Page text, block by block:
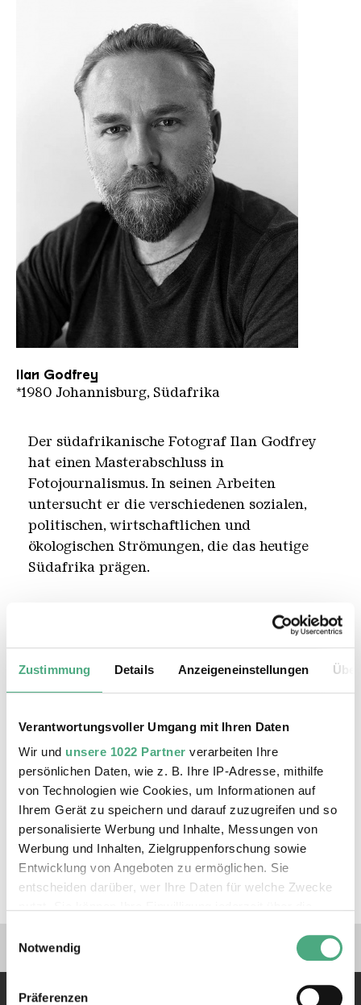
Zustimmung Details Anzeigeneinstellungen
Verantwortungsvoller Umgang mit Ihren Daten
Wir und unsere 1022 Partner verarbeiten Ihre
persönlichen Daten, wie z. B. Ihre IP-Adresse, mithilfe
von Technologien wie Cookies, um Informationen auf
Ihrem Gerät zu speichern und darauf zuzugreifen und so
personalisierte Werbung und Inhalte, Messungen von
Werbung und Inhalten, Zielgruppenforschung sowie
Entwicklung von Angeboten zu ermöglichen. Sie
entscheiden darüber, wer Ihre Daten für welche Zwecke
Trigger Symbol ändern oder widerrufen
Notwendig
Präferenzen
Ilan Godfrey
Ilan Godfrey
*1980 Johannisburg, Südafrika
Der südafrikanische Fotograf Ilan Godfrey
hat einen Masterabschluss in
Fotojournalismus. In seinen Arbeiten
untersucht er die verschiedenen sozialen,
politischen, wirtschaftlichen und
ökologischen Strömungen, die das heutige
Südafrika prägen.
Seine preisgekrönte Serie "Legacy of the
Mine" wählt einen dokumentarischen Ansatz
und ist eine visuelle Erzählung von
unerzählten Geschichten, die die Folgen des
Diamantminen auf die Bevölkerung
untersucht.
Website:www.ilangodfrey.com
Ausstellungen
Afrika - Im Blick der Fotografen
Verlinkungen zu unseren